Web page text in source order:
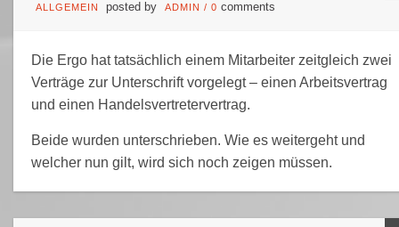
ALLGEMEIN posted by ADMIN / 0 comments
Die Ergo hat tatsächlich einem Mitarbeiter zeitgleich zwei
Verträge zur Unterschrift vorgelegt – einen Arbeitsvertrag
und einen Handelsvertretervertrag.
Beide wurden unterschrieben. Wie es weitergeht und
welcher nun gilt, wird sich noch zeigen müssen.